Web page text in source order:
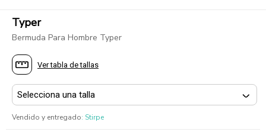
Typer
Bermuda Para Hombre Typer
Ver tabla de tallas
Vendido y entregado: Stirpe